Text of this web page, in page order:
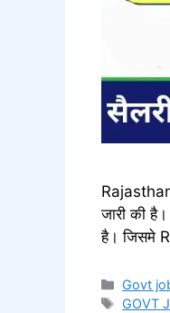
जारी की है।
है। जिसमे
Govt
Tags
GOVT